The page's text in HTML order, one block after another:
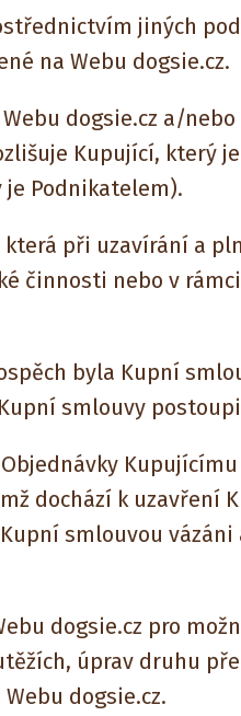
jiných
na Webu dogsie.cz.
dogsie.cz a/nebo
Kupující, který je
Podnikatelem).
která při uzavírání a
činnosti nebo v rámci
byla Kupní
smlouvy
dochází k uzavření
smlouvou vázáni
dogsie.cz pro
úprav druhu
dogsie.cz.